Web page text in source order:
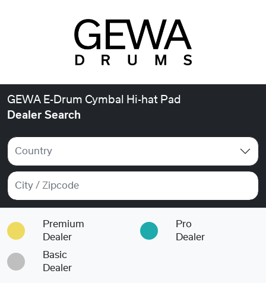
GEWA E-Drum Cymbal Hi-hat Pad
Dealer Search
Country
Premium
Dealer
Pro
Dealer
Basic
Dealer